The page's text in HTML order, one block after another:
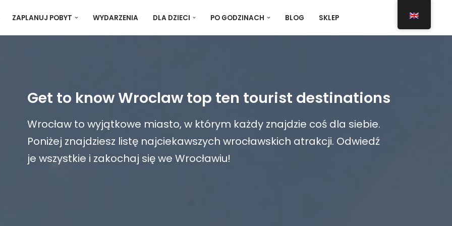
ZAPLANUJ POBYT WYDARZENIA DLA DZIECI PO GODZINACH BLOG SKLEP
Get to know Wroclaw top ten tourist destinations
Wrocław to wyjątkowe miasto, w którym każdy znajdzie coś dla siebie.
Poniżej znajdziesz listę najciekawszych wrocławskich atrakcji. Odwiedź
je wszystkie i zakochaj się we Wrocławiu!